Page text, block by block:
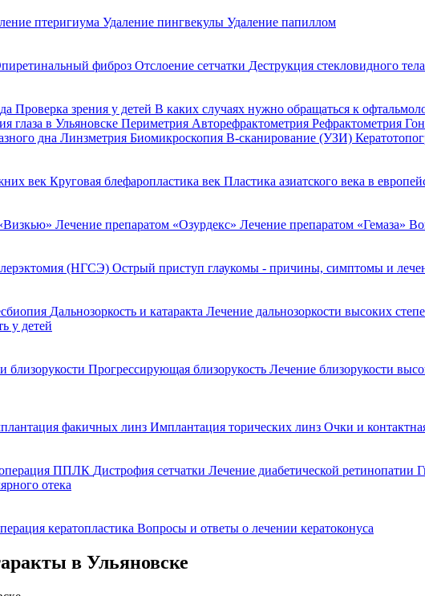
птеригиума Удаление пингвекулы Удаление папиллом
фиброз Отслоение сетчатки Деструкция стекловидного тела
Проверка зрения у детей В каких случаях нужно обращаться к
глаза в Ульяновске Периметрия Авторефрактометрия Рефрактометрия
дна Линзметрия Биомикроскопия В-сканирование (УЗИ)
век Круговая блефаропластика век Пластика азиатского века в
Лечение препаратом «Озурдекс» Лечение препаратом «Гемаза»
(НГСЭ) Острый приступ глаукомы - причины, симптомы и
Дальнозоркость и катаракта Лечение дальнозоркости высоких
у детей
близорукости Прогрессирующая близорукость Лечение близорукости
факичных линз Имплантация торических линз Очки и
операция ППЛК Дистрофия сетчатки Лечение диабетической ретинопатии
отека
кератопластика Вопросы и ответы о лечении кератоконуса
в Ульяновске